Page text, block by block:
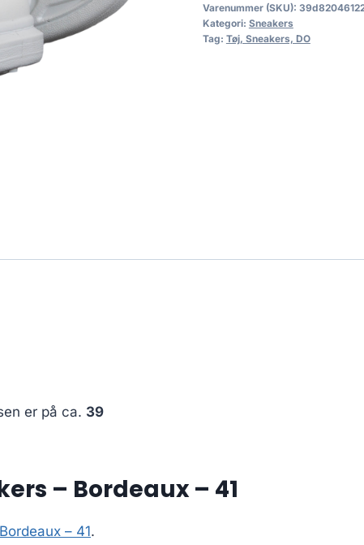
Varenummer (SKU):
Kategori: Sneakers
Tag: Tøj, Sneakers, DO
er på ca. 39
– Bordeaux – 41
– 41.